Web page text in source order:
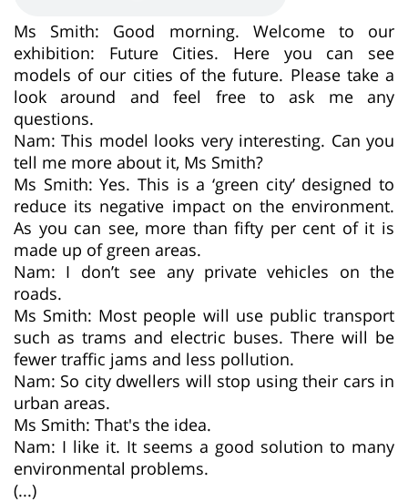
Ms Smith: Good morning. Welcome to our
exhibition: Future Cities. Here you can see
models of our cities of the future. Please take a
look around and feel free to ask me any
questions.
Nam: This model looks very interesting. Can you
tell me more about it, Ms Smith?
Ms Smith: Yes. This is a ‘green city’ designed to
reduce its negative impact on the environment.
As you can see, more than fifty per cent of it is
made up of green areas.
Nam: I don’t see any private vehicles on the
roads.
Ms Smith: Most people will use public transport
such as trams and electric buses. There will be
fewer traffic jams and less pollution.
Nam: So city dwellers will stop using their cars in
urban areas.
Ms Smith: That's the idea.
Nam: I like it. It seems a good solution to many
environmental problems.
(...)